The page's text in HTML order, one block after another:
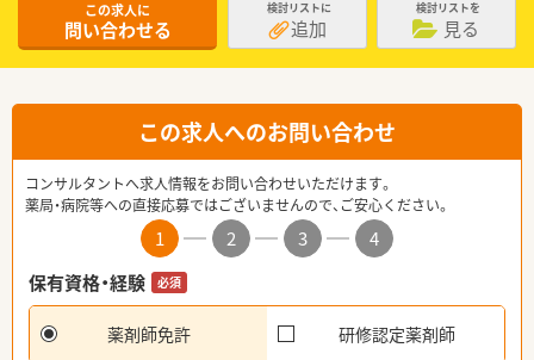
この求人に
問い合わせる
検討リストに
追加
検討リストを
見る
この求人へのお問い合わせ
コンサルタントへ求人情報をお問い合わせいただけます。
薬局・病院等への直接応募ではございませんので、ご安心ください。
1 2 3
4
保有資格・経験
必須
薬剤師免許 研修認定薬剤師